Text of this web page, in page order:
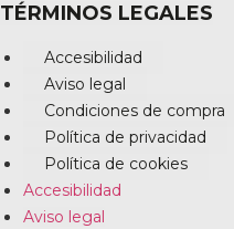
TÉRMINOS LEGALES
Accesibilidad
Aviso legal
Condiciones de compra
Política de privacidad
Política de cookies
Accesibilidad
Aviso legal